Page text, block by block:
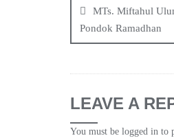
MTs. Miftahul
Pondok Ramadhan
LEAVE A
You must be logged in to